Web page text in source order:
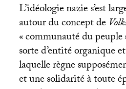
L’idéologie nazie s’est
autour du concept de
«communauté du peuple
sorte d’entité organique
laquelle règne
et une solidarité à toute